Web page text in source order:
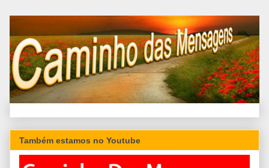
Também estamos no Youtube